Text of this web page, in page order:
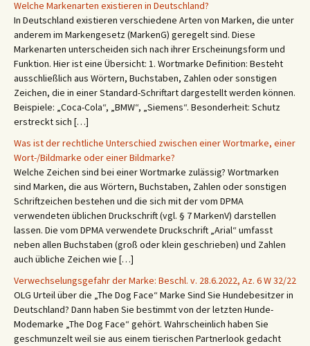
Welche Markenarten existieren in Deutschland?
In Deutschland existieren verschiedene Arten von Marken, die unter
anderem im Markengesetz (MarkenG) geregelt sind. Diese
Markenarten unterscheiden sich nach ihrer Erscheinungsform und
Funktion. Hier ist eine Übersicht: 1. Wortmarke Definition: Besteht
ausschließlich aus Wörtern, Buchstaben, Zahlen oder sonstigen
Zeichen, die in einer Standard-Schriftart dargestellt werden können.
Beispiele: „Coca-Cola“, „BMW“, „Siemens“. Besonderheit: Schutz
erstreckt sich […]
Was ist der rechtliche Unterschied zwischen einer Wortmarke, einer
Wort-/Bildmarke oder einer Bildmarke?
Welche Zeichen sind bei einer Wortmarke zulässig? Wortmarken
sind Marken, die aus Wörtern, Buchstaben, Zahlen oder sonstigen
Schriftzeichen bestehen und die sich mit der vom DPMA
verwendeten üblichen Druckschrift (vgl. § 7 MarkenV) darstellen
lassen. Die vom DPMA verwendete Druckschrift „Arial“ umfasst
neben allen Buchstaben (groß oder klein geschrieben) und Zahlen
auch übliche Zeichen wie […]
Verwechselungsgefahr der Marke: Beschl. v. 28.6.2022, Az. 6 W 32/22
OLG Urteil über die „The Dog Face“ Marke Sind Sie Hundebesitzer in
Deutschland? Dann haben Sie bestimmt von der letzten Hunde-
Modemarke „The Dog Face“ gehört. Wahrscheinlich haben Sie
geschmunzelt weil sie aus einem tierischen Partnerlook gedacht